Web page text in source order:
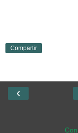
Compartir
‹